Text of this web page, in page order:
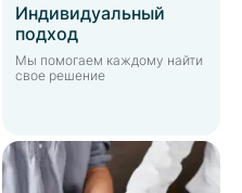
Индивидуальный
подход
Мы помогаем каждому найти
свое решение